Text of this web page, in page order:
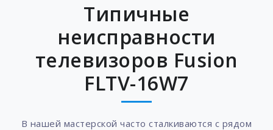
Типичные
неисправности
телевизоров Fusion
FLTV-16W7
В нашей мастерской часто сталкиваются с рядом